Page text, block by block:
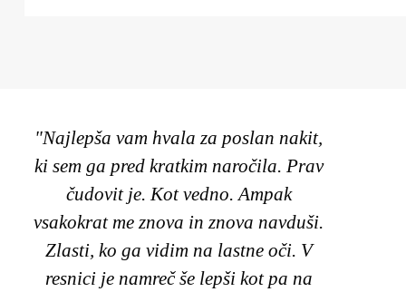
"Najlepša vam hvala za poslan nakit,
ki sem ga pred kratkim naročila. Prav
čudovit je. Kot vedno. Ampak
vsakokrat me znova in znova navduši.
Zlasti, ko ga vidim na lastne oči. V
resnici je namreč še lepši kot pa na